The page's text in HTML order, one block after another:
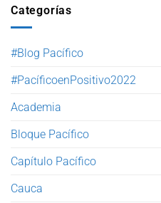
Categorías
#Blog Pacífico
#PacíficoenPositivo2022
Academia
Bloque Pacífico
Capítulo Pacífico
Cauca